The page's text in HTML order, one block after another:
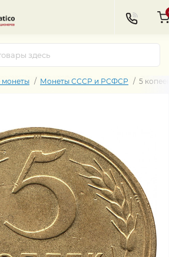
монеты Монеты СССР и РСФСР 5